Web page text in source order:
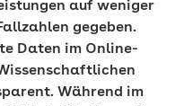
auf weniger
gegeben.
Daten im Online-
Während im